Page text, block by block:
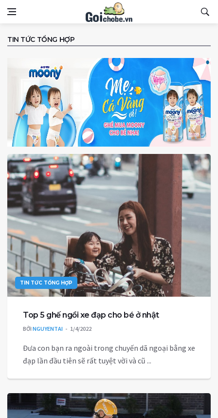
TIN TỨC TỔNG HỢP
TIN TỨC TỔNG HỢP
Top 5 ghế ngồi xe đạp cho bé ở nhật
BỞI NGUYENTAI 1/4/2022
Đưa con bạn ra ngoài trong chuyến dã ngoại bằng xe
đạp lần đầu tiên sẽ rất tuyệt vời và cũ ...